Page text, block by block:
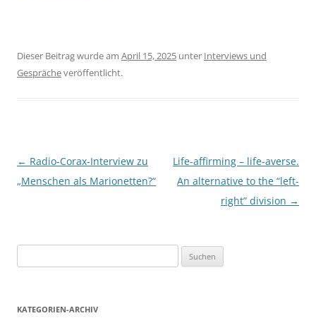
Dieser Beitrag wurde am April 15, 2025 unter Interviews und
Gesprächeveröffentlicht.
Beitragsnavigation
← Radio-Corax-Interview zu
„Menschen als Marionetten?“
Life-affirming – life-averse.
An alternative to the “left-
right” division →
u
h
KATEGORIEN-ARCHIV